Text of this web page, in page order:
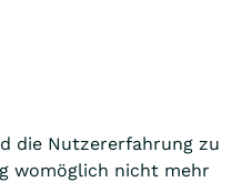
die Nutzererfahrung zu
womöglich nicht mehr